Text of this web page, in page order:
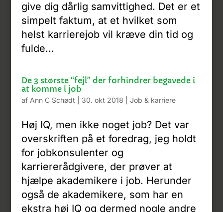
give dig dårlig samvittighed. Det er et
simpelt faktum, at et hvilket som
helst karrierejob vil kræve din tid og
fulde...
De 3 største “fejl” der forhindrer begavede i
at komme i job
af Ann C Schødt 30. okt 2018 Job & karriere
Høj IQ, men ikke noget job? Det var
overskriften på et foredrag, jeg holdt
for jobkonsulenter og
karriererådgivere, der prøver at
hjælpe akademikere i job. Herunder
også de akademikere, som har en
ekstra høj IQ og dermed nogle andre